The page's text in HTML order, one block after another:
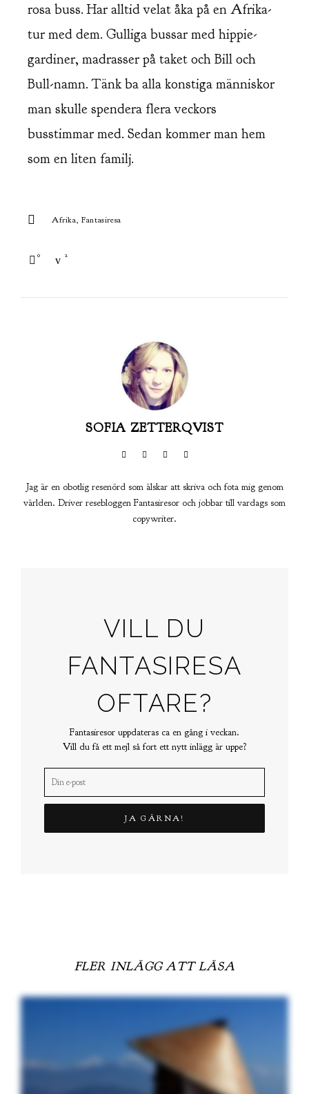
rosa buss. Har alltid velat åka på en Afrika-
tur med dem. Gulliga bussar med hippie-
gardiner, madrasser på taket och Bill och
Bull-namn. Tänk ba alla konstiga människor
man skulle spendera flera veckors
busstimmar med. Sedan kommer man hem
som en liten familj.
Afrika Fantasiresa
2
0
SOFIA ZETTERQVIST
Jag är en obotlig resenörd som älskar att skriva och fota mig genom
världen. Driver resebloggen Fantasiresor och jobbar till vardags som
copywriter.
VILL DU
FANTASIRESA
OFTARE?
Fantasiresor uppdateras ca en gång i veckan.
Vill du få ett mejl så fort ett nytt inlägg är uppe?
FLER INLÄGG ATT LÄSA